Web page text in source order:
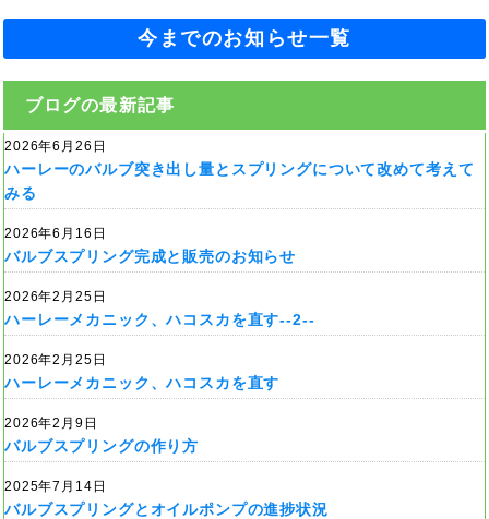
今までのお知らせ一覧
ブログの最新記事
2026年6月26日
ハーレーのバルブ突き出し量とスプリングについて改めて考えて
みる
2026年6月16日
バルブスプリング完成と販売のお知らせ
2026年2月25日
ハーレーメカニック、ハコスカを直す--2--
2026年2月25日
ハーレーメカニック、ハコスカを直す
2026年2月9日
バルブスプリングの作り方
2025年7月14日
バルブスプリングとオイルポンプの進捗状況